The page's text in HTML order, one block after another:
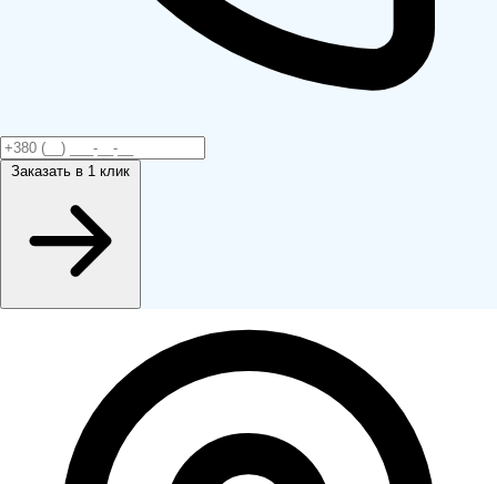
Заказать в 1 клик